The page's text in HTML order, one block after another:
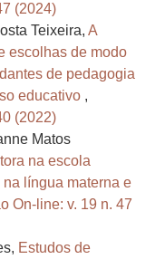
(2024)
Teixeira, A
escolhas de modo
de pedagogia
educativo ,
(2022)
Matos
na escola
língua materna e
On-line: v. 19 n. 47
Estudos de